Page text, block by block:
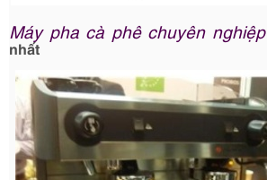
Máy pha cà phê chuyên nghiệp
nhất